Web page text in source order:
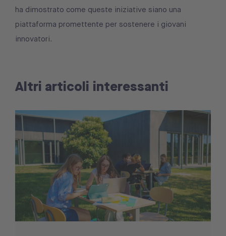
ha dimostrato come queste iniziative siano una
piattaforma promettente per sostenere i giovani
innovatori.
Altri articoli interessanti